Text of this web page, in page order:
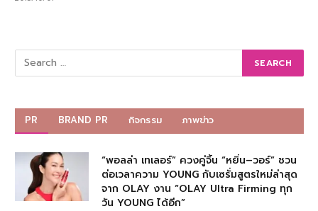
PR BRAND PR กิจกรรม ภาพข่าว
“พอลล่า เทเลอร์” ควงคู่จิ้น “หยิ่น–วอร์” ชวน
ต่อเวลาความ YOUNG กับเซรั่มสูตรใหม่ล่าสุด
จาก OLAY งาน “OLAY Ultra Firming ทุก
วัน YOUNG ได้อีก”